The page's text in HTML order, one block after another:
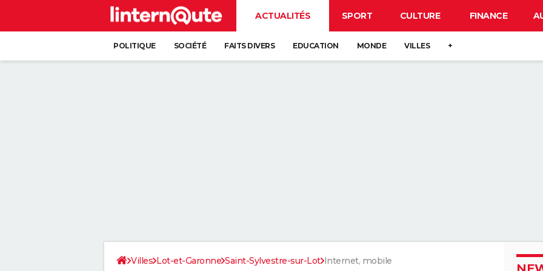
ACTUALITÉS SPORT CULTURE FINANCE
POLITIQUE SOCIÉTÉ FAITS DIVERS EDUCATION MONDE VILLES +
Villes Lot-et-Garonne Saint-Sylvestre-sur-Lot Internet, mobile